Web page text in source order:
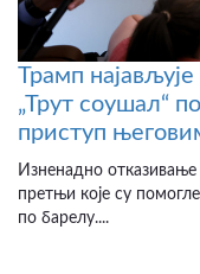
Трамп
„Трут соушал“
приступ
Изненадно
претњи које су
по барелу....